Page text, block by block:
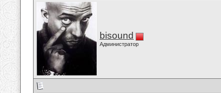
bisound
Администратор